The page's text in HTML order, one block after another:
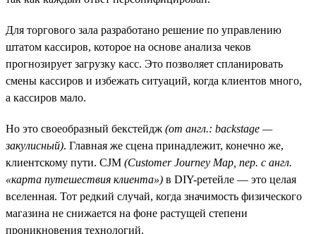
Для торгового зала разработано решение по управлению
штатом кассиров, которое на основе анализа чеков
прогнозирует загрузку касс. Это позволяет спланировать
смены кассиров и избежать ситуаций, когда клиентов много,
а кассиров мало.
Но это своеобразный бекстейдж (от англ.: backstage —
закулисный). Главная же сцена принадлежит, конечно же,
клиентскому пути. CJM (Customer Journey Map, пер. с англ.
«карта путешествия клиента») в DIY-ретейле — это целая
вселенная. Тот редкий случай, когда значимость физического
магазина не снижается на фоне растущей степени
проникновения технологий.